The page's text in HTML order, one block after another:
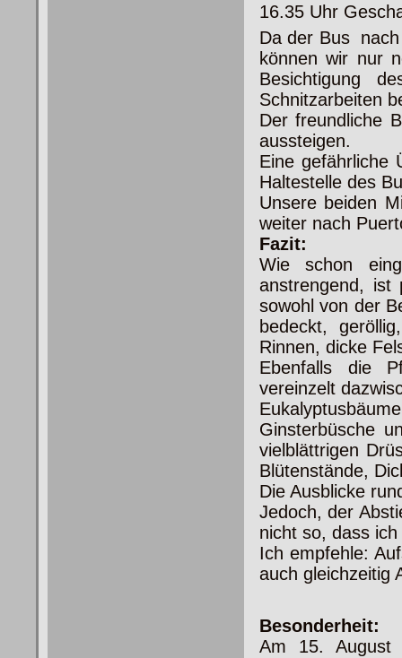
16.35 Uhr
Da der Bus
können wir nur
Besichtigung
Schnitzarbeiten
Der freundliche
aussteigen.
Eine gefährliche
Haltestelle des
Unsere beiden
weiter nach
Fazit:
Wie schon
anstrengend, ist
sowohl von der
bedeckt,
Rinnen, dicke
Ebenfalls die
vereinzelt
Ginsterbüsche
vielblättrigen
Blütenstände,
Die Ausblicke
Jedoch, der
nicht so, dass
Ich empfehle:
auch gleichzeitig
Besonderheit:
Am 15. August